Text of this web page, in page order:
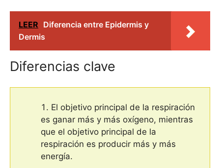
LEER Diferencia entre Epidermis y
Dermis
Diferencias clave
El objetivo principal de la respiración
es ganar más y más oxígeno, mientras
que el objetivo principal de la
respiración es producir más y más
energía.